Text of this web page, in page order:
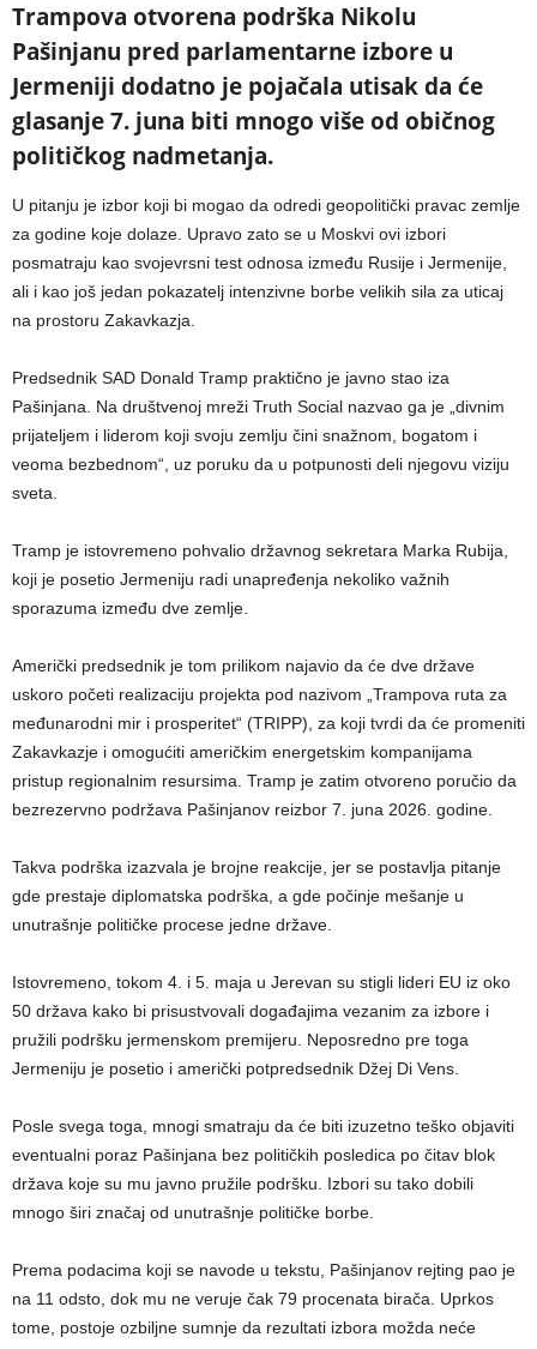
Trampova otvorena podrška Nikolu
Pašinjanu pred parlamentarne izbore u
Jermeniji dodatno je pojačala utisak da će
glasanje 7. juna biti mnogo više od običnog
političkog nadmetanja.
U pitanju je izbor koji bi mogao da odredi geopolitički pravac zemlje
za godine koje dolaze. Upravo zato se u Moskvi ovi izbori
posmatraju kao svojevrsni test odnosa između Rusije i Jermenije,
ali i kao još jedan pokazatelj intenzivne borbe velikih sila za uticaj
na prostoru Zakavkazja.
Predsednik SAD Donald Tramp praktično je javno stao iza
Pašinjana. Na društvenoj mreži Truth Social nazvao ga je „divnim
prijateljem i liderom koji svoju zemlju čini snažnom, bogatom i
veoma bezbednom“, uz poruku da u potpunosti deli njegovu viziju
sveta.
Tramp je istovremeno pohvalio državnog sekretara Marka Rubija,
koji je posetio Jermeniju radi unapređenja nekoliko važnih
sporazuma između dve zemlje.
Američki predsednik je tom prilikom najavio da će dve države
uskoro početi realizaciju projekta pod nazivom „Trampova ruta za
međunarodni mir i prosperitet“ (TRIPP), za koji tvrdi da će promeniti
Zakavkazje i omogućiti američkim energetskim kompanijama
pristup regionalnim resursima. Tramp je zatim otvoreno poručio da
bezrezervno podržava Pašinjanov reizbor 7. juna 2026. godine.
Takva podrška izazvala je brojne reakcije, jer se postavlja pitanje
gde prestaje diplomatska podrška, a gde počinje mešanje u
unutrašnje političke procese jedne države.
Istovremeno, tokom 4. i 5. maja u Jerevan su stigli lideri EU iz oko
50 država kako bi prisustvovali događajima vezanim za izbore i
pružili podršku jermenskom premijeru. Neposredno pre toga
Jermeniju je posetio i američki potpredsednik Džej Di Vens.
Posle svega toga, mnogi smatraju da će biti izuzetno teško objaviti
eventualni poraz Pašinjana bez političkih posledica po čitav blok
država koje su mu javno pružile podršku. Izbori su tako dobili
mnogo širi značaj od unutrašnje političke borbe.
Prema podacima koji se navode u tekstu, Pašinjanov rejting pao je
na 11 odsto, dok mu ne veruje čak 79 procenata birača. Uprkos
tome, postoje ozbiljne sumnje da rezultati izbora možda neće